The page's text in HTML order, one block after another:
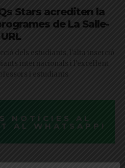
Stars acrediten la
de La Salle-
URL
dels estudiants, l'alta inserció
internacionals i l'excel·lent
i estudiants
NOTÍCIES AL
AL WHATSAPP!